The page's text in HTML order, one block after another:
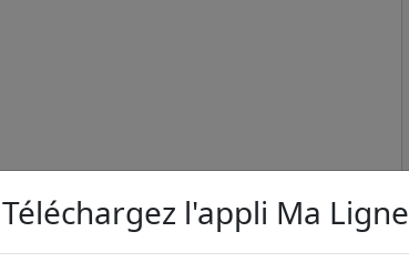
Téléchargez l'appli Ma Ligne